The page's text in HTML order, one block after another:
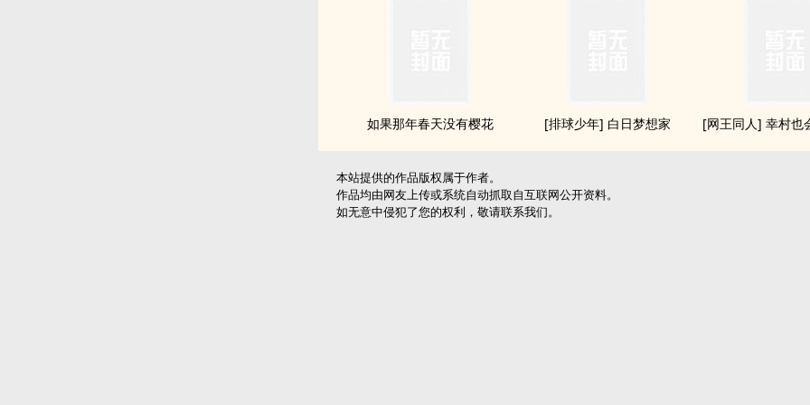
如果那年春天没有樱花 [排球少年] 白日梦想家 [网王同人] 幸村也
本站提供的作品版权属于作者。
作品均由网友上传或系统自动抓取自互联网公开资料。
如无意中侵犯了您的权利，敬请联系我们。